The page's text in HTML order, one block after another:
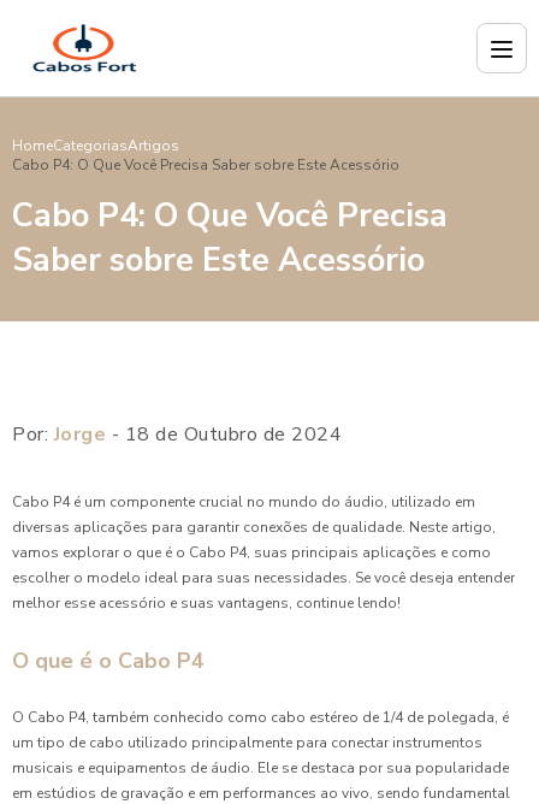
HomeCategoriasArtigos
Cabo P4: O Que Você Precisa Saber sobre Este Acessório
Cabo P4: O Que Você Precisa
Saber sobre Este Acessório
Por:Jorge - 18 de Outubro de 2024
Cabo P4 é um componente crucial no mundo do áudio, utilizado em
diversas aplicações para garantir conexões de qualidade. Neste artigo,
vamos explorar o que é o Cabo P4, suas principais aplicações e como
escolher o modelo ideal para suas necessidades. Se você deseja entender
melhor esse acessório e suas vantagens, continue lendo!
O que é o Cabo P4
O Cabo P4, também conhecido como cabo estéreo de 1/4 de polegada, é
um tipo de cabo utilizado principalmente para conectar instrumentos
musicais e equipamentos de áudio. Ele se destaca por sua popularidade
em estúdios de gravação e em performances ao vivo, sendo fundamental